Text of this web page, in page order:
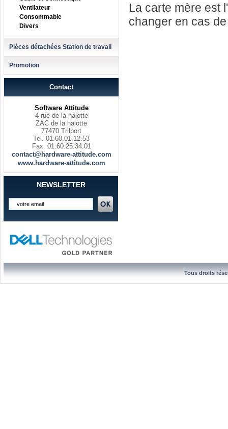
Ventilateur
Consommable
Divers
Pièces détachées Station de travail
Promotion
Contact
Software Attitude
4 rue de la halotte
ZAC de la halotte
77470 Trilport
Tel. 01.60.01.12.53
Fax. 01.60.25.34.01
contact@hardware-attitude.com
www.hardware-attitude.com
NEWSLETTER
La carte mère est
changer en cas
Tous droits